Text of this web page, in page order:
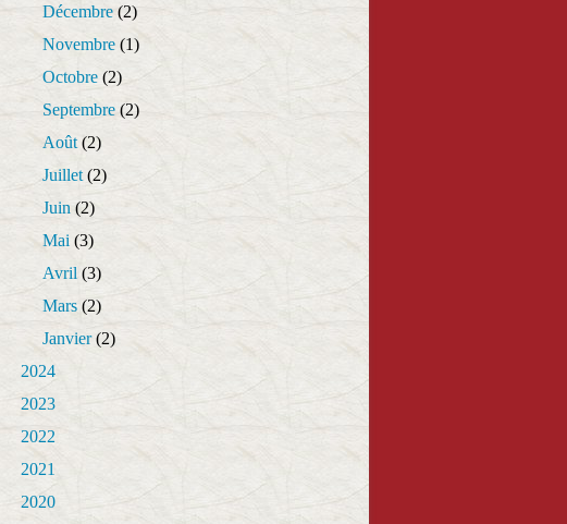
Décembre (2)
Novembre (1)
Octobre (2)
Septembre (2)
Août (2)
Juillet (2)
Juin (2)
Mai (3)
Avril (3)
Mars (2)
Janvier(2)
2024
2023
2022
2021
2020